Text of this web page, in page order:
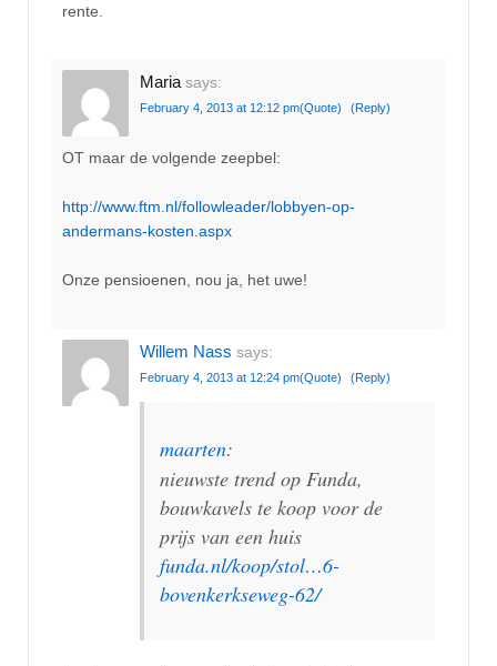
rente.
Maria says:
February 4, 2013 at 12:12 pm(Quote) (Reply)
OT maar de volgende zeepbel:
http://www.ftm.nl/followleader/lobbyen-op-
andermans-kosten.aspx
Onze pensioenen, nou ja, het uwe!
Willem Nass says:
February 4, 2013 at 12:24 pm(Quote) (Reply)
maarten:
nieuwste trend op Funda,
bouwkavels te koop voor de
prijs van een huis
funda.nl/koop/stol…6-
bovenkerkseweg-62/